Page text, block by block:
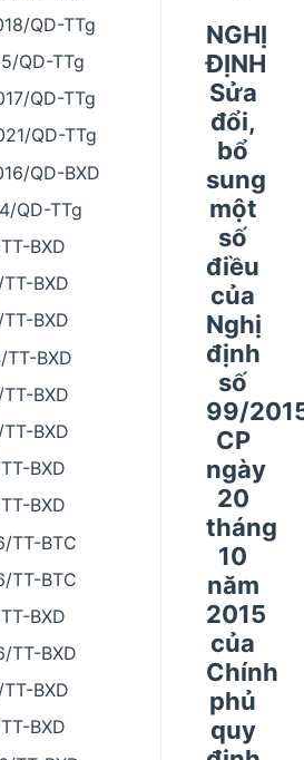
QD-TTg
QD-TTg
QD-TTg
QD-TTg
QD-BXD
QD-TTg
BXD
BXD
BXD
BXD
BXD
BXD
BXD
BXD
TT-BTC
TT-BTC
BXD
TT-BXD
BXD
BXD
NGHỊ
ĐỊNH
Sửa
đổi,
bổ
sung
một
số
điều
của
Nghị
định
số
99/
CP
ngày
20
tháng
10
năm
2015
của
Chính
phủ
quy